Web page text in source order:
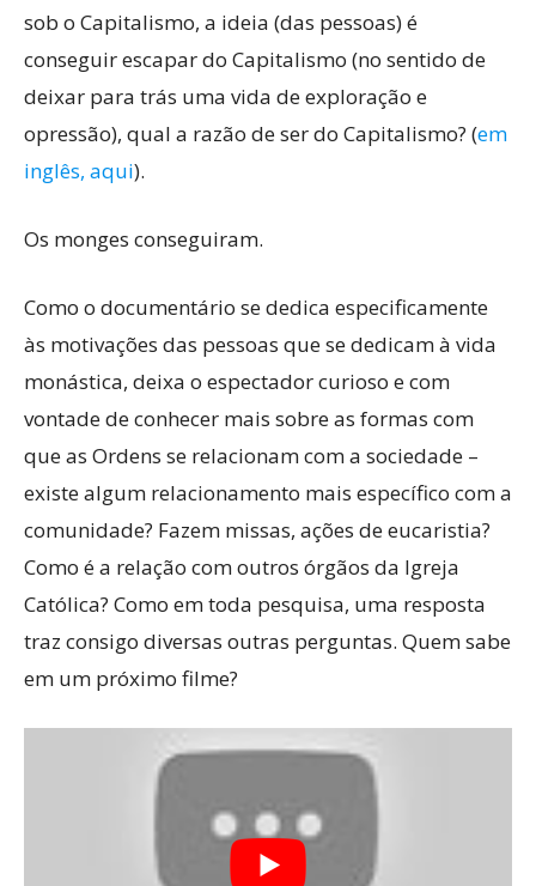
sob o Capitalismo, a ideia (das pessoas) é
conseguir escapar do Capitalismo (no sentido de
deixar para trás uma vida de exploração e
opressão), qual a razão de ser do Capitalismo? (em
inglês, aqui).
Os monges conseguiram.
Como o documentário se dedica especificamente
às motivações das pessoas que se dedicam à vida
monástica, deixa o espectador curioso e com
vontade de conhecer mais sobre as formas com
que as Ordens se relacionam com a sociedade –
existe algum relacionamento mais específico com a
comunidade? Fazem missas, ações de eucaristia?
Como é a relação com outros órgãos da Igreja
Católica? Como em toda pesquisa, uma resposta
traz consigo diversas outras perguntas. Quem sabe
em um próximo filme?